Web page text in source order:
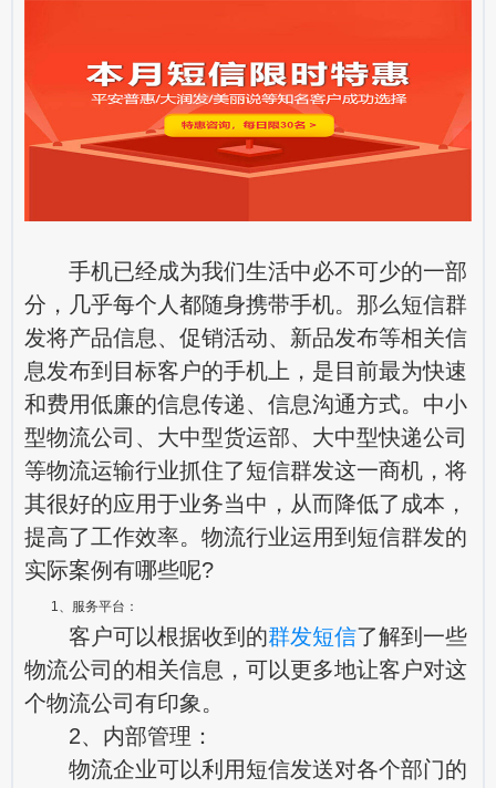
手机已经成为我们生活中必不可少的一部
分，几乎每个人都随身携带手机。那么短信群
发将产品信息、促销活动、新品发布等相关信
息发布到目标客户的手机上，是目前最为快速
和费用低廉的信息传递、信息沟通方式。中小
型物流公司、大中型货运部、大中型快递公司
等物流运输行业抓住了短信群发这一商机，将
其很好的应用于业务当中，从而降低了成本，
提高了工作效率。物流行业运用到短信群发的
实际案例有哪些呢?
1、服务平台：
客户可以根据收到的群发短信了解到一些
物流公司的相关信息，可以更多地让客户对这
个物流公司有印象。
2、内部管理：
物流企业可以利用短信发送对各个部门的